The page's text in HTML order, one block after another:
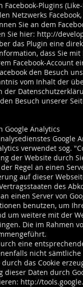
Plugins
Netzwerks
Sie an dem
Sie hier: http://
das Plugin eine
dass Sie
Facebook-Account
den Besuch
vom Inhalt der
Besuch unserer
Analytics
verwendet sog.
der Website durch
Regel an einen
auf dieser
des
einen Server von
benutzen, um
um weitere mit der
Die im Rahmen
eine
nicht
das Cookie
dieser Daten durch
http://